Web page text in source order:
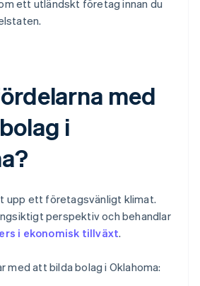
ett utländskt företag innan du
med
i
upp ett företagsvänligt klimat.
perspektiv och behandlar
i ekonomisk tillväxt.
med att bilda bolag i Oklahoma: